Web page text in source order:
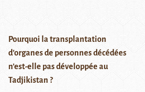
Pourquoi la transplantation
d’organes de personnes décédées
n’est-elle pas développée au
Tadjikistan ?